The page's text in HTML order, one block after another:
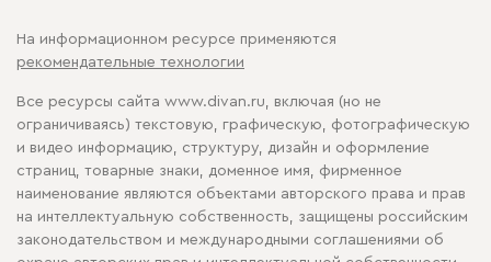
На информационном ресурсе применяются
рекомендательные технологии
Все ресурсы сайта www.divan.ru, включая (но не
ограничиваясь) текстовую, графическую, фотографическую
и видео информацию, структуру, дизайн и оформление
страниц, товарные знаки, доменное имя, фирменное
наименование являются объектами авторского права и прав
на интеллектуальную собственность, защищены российским
законодательством и международными соглашениями об